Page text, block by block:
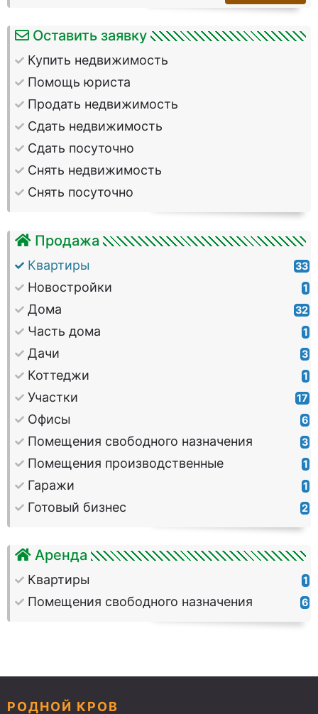
Оставить заявку
Купить недвижимость
Помощь юриста
Продать недвижимость
Сдать недвижимость
Сдать посуточно
Снять недвижимость
Снять посуточно
Продажа
Квартиры 33
Новостройки 1
Дома 32
Часть дома 1
Дачи 3
Коттеджи 1
Участки 17
Офисы 6
Помещения свободного назначения 3
Помещения производственные 1
Гаражи 1
Готовый бизнес 2
Аренда
Квартиры 1
Помещения свободного назначения 6
РОДНОЙ КРОВ